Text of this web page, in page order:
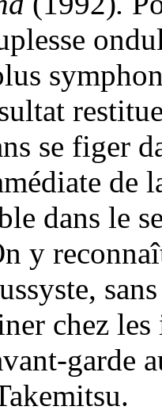
se figer
de
dans le
y
chez
garde